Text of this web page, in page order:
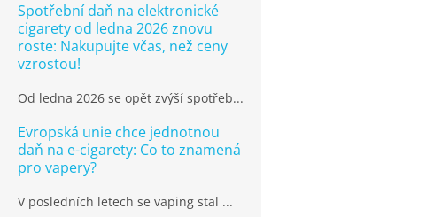
Spotřební daň na elektronické
cigarety od ledna 2026 znovu
roste: Nakupujte včas, než ceny
vzrostou!
Od ledna 2026 se opět zvýší spotřeb...
Evropská unie chce jednotnou
daň na e-cigarety: Co to znamená
pro vapery?
V posledních letech se vaping stal ...